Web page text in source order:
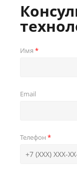
Имя
Email
Телефон